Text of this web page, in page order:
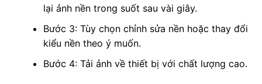
lại ảnh nền trong suốt sau vài giây.
Bước 3: Tùy chọn chỉnh sửa nền hoặc thay đổi
kiểu nền theo ý muốn.
Bước 4: Tải ảnh về thiết bị với chất lượng cao.